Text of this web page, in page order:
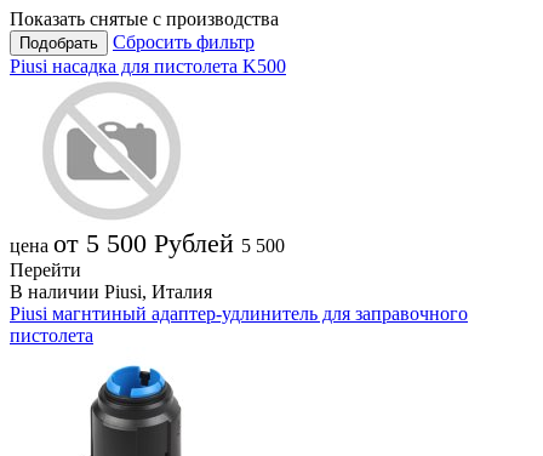
Показать снятые с производства
Подобрать
Сбросить фильтр
Piusi насадка для пистолета K500
цена от 5 500 Рублей 5 500
Перейти
В наличии Piusi, Италия
Piusi магнтиный адаптер-удлинитель для заправочного
пистолета